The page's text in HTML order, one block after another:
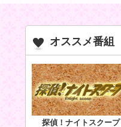
オススメ番組
探偵！ナイトスクープ